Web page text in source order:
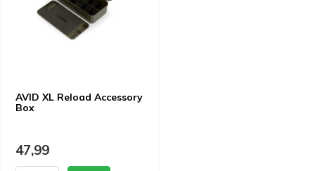
AVID XL Reload Accessory
Box
47,99